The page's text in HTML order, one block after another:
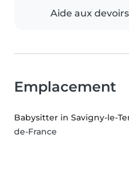
Aide aux devoirs
Emplacement
Babysitter in Savigny-le-
de-France